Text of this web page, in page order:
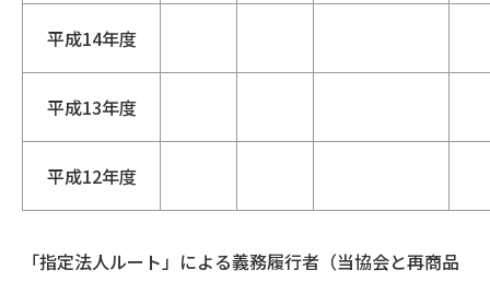
平成14年度
平成13年度
平成12年度
「指定法人ルート」による義務履行者（当協会と再商品